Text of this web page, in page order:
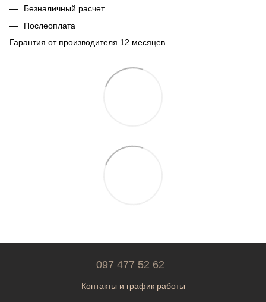
Безналичный расчет
Послеоплата
Гарантия от производителя 12 месяцев
097 477 52 62
Контакты и график работы